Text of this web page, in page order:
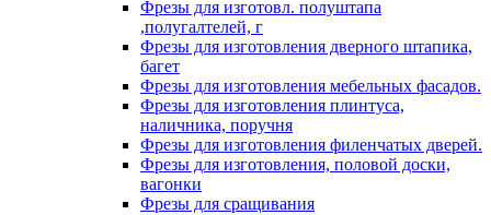
Фрезы для изготовл. полуштапа
,полугалтелей, г
Фрезы для изготовления дверного штапика,
багет
Фрезы для изготовления мебельных фасадов.
Фрезы для изготовления плинтуса,
наличника, поручня
Фрезы для изготовления филенчатых дверей.
Фрезы для изготовления, половой доски,
вагонки
Фрезы для сращивания